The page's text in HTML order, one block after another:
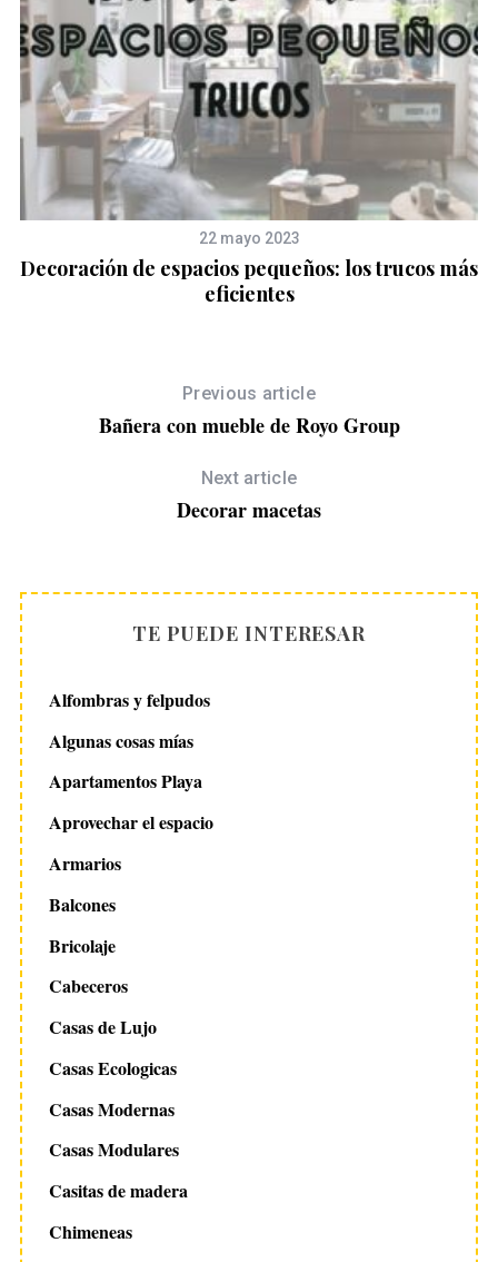
22 mayo 2023
Decoración de espacios pequeños: los trucos más
eficientes
Previous article
Bañera con mueble de Royo Group
Next article
Decorar macetas
TE PUEDE INTERESAR
Alfombras y felpudos
Algunas cosas mías
Apartamentos Playa
Aprovechar el espacio
Armarios
Balcones
Bricolaje
Cabeceros
Casas de Lujo
Casas Ecologicas
Casas Modernas
Casas Modulares
Casitas de madera
Chimeneas